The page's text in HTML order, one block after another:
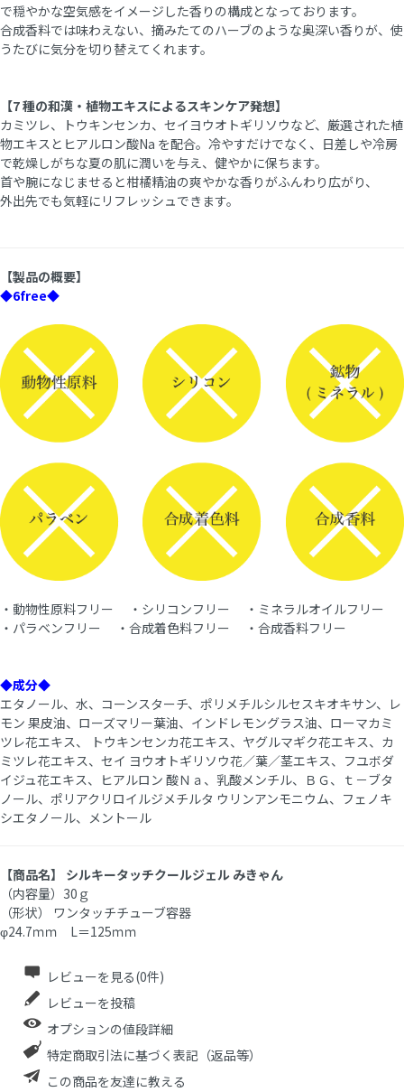
で穏やかな空気感をイメージした香りの構成となっております。
合成香料では味わえない、摘みたてのハーブのような奥深い香りが、使
うたびに気分を切り替えてくれます。
【7 種の和漢・植物エキスによるスキンケア発想】
カミツレ、トウキンセンカ、セイヨウオトギリソウなど、厳選された植
物エキスとヒアルロン酸Na を配合。冷やすだけでなく、日差しや冷房
で乾燥しがちな夏の肌に潤いを与え、健やかに保ちます。
首や腕になじませると柑橘精油の爽やかな香りがふんわり広がり、
外出先でも気軽にリフレッシュできます。
【製品の概要】
◆6free◆
・動物性原料フリー ・シリコンフリー ・ミネラルオイルフリー
・パラベンフリー ・合成着色料フリー ・合成香料フリー
◆成分◆
エタノール、水、コーンスターチ、ポリメチルシルセスキオキサン、レ
モン 果皮油、ローズマリー葉油、インドレモングラス油、ローマカミ
ツレ花エキス、 トウキンセンカ花エキス、ヤグルマギク花エキス、カ
ミツレ花エキス、セイ ヨウオトギリソウ花／葉／茎エキス、フユボダ
イジュ花エキス、ヒアルロン 酸Ｎａ、乳酸メンチル、ＢＧ、ｔ－ブタ
ノール、ポリアクリロイルジメチルタ ウリンアンモニウム、フェノキ
シエタノール、メントール
【商品名】 シルキータッチクールジェル みきゃん
（内容量）30ｇ
（形状） ワンタッチチューブ容器
φ24.7ｍｍ L＝125ｍｍ
レビューを見る(0件)
レビューを投稿
オプションの値段詳細
特定商取引法に基づく表記（返品等）
この商品を友達に教える